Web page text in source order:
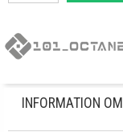
INFORMATION